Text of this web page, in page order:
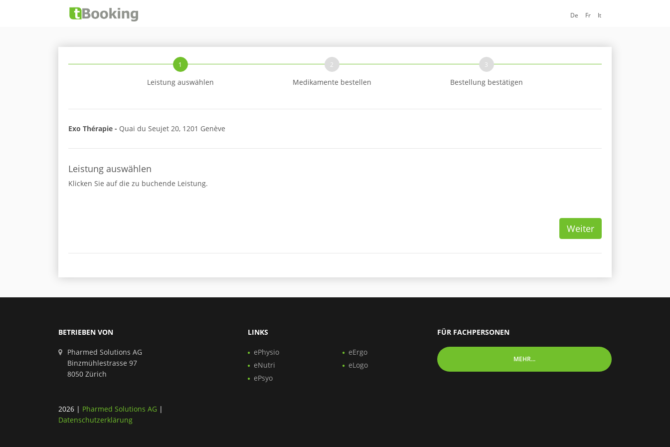
De Fr It
1
Leistung auswählen
2
Medikamente bestellen
3
Bestellung bestätigen
Exo Thérapie - Quai du Seujet 20, 1201 Genève
Leistung auswählen
Klicken Sie auf die zu buchende Leistung.
Weiter
BETRIEBEN VON
Pharmed Solutions AG
Binzmühlestrasse 97
8050 Zürich
LINKS
ePhysio
eNutri
ePsyo
eErgo
eLogo
FÜR FACHPERSONEN
MEHR...
2026 | Pharmed Solutions AG |
Datenschutzerklärung